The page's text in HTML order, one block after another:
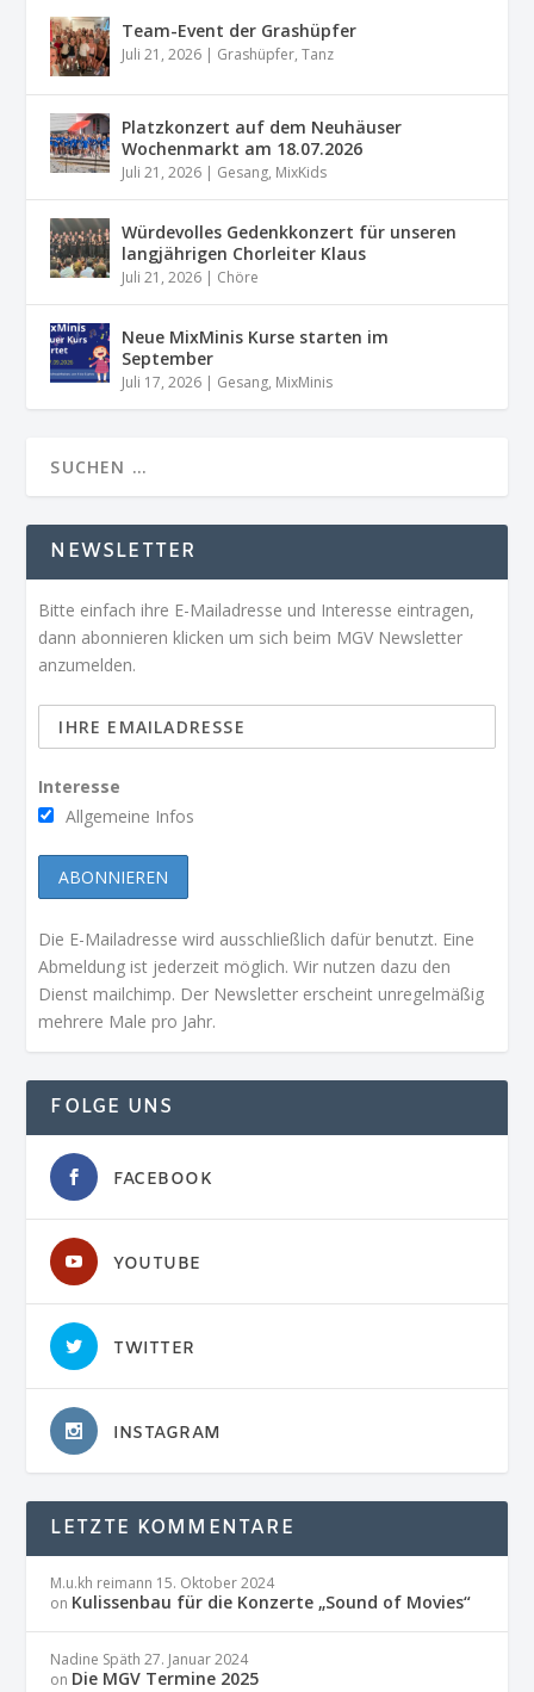
Team-Event der Grashüpfer
Juli 21, 2026 | Grashüpfer,Tanz
Platzkonzert auf dem Neuhäuser
Wochenmarkt am 18.07.2026
Juli 21, 2026 | Gesang, MixKids
Würdevolles Gedenkkonzert für unseren
langjährigen Chorleiter Klaus
Juli 21, 2026 | Chöre
Neue MixMinis Kurse starten im
September
Juli 17, 2026 | Gesang, MixMinis
NEWSLETTER
Bitte einfach ihre E-Mailadresse und Interesse eintragen,
dann abonnieren klicken um sich beim MGV Newsletter
anzumelden.
Interesse
Allgemeine Infos
Die E-Mailadresse wird ausschließlich dafür benutzt. Eine
Abmeldung ist jederzeit möglich. Wir nutzen dazu den
Dienst mailchimp. Der Newsletter erscheint unregelmäßig
mehrere Male pro Jahr.
FOLGE UNS
FACEBOOK
YOUTUBE
TWITTER
INSTAGRAM
LETZTE KOMMENTARE
M.u.kh reimann 15. Oktober 2024
on Kulissenbau für die Konzerte „Sound of Movies“
Nadine Späth 27. Januar 2024
on Die MGV Termine 2025